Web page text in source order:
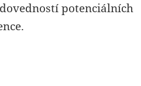
potenciálních
zájemců o práci